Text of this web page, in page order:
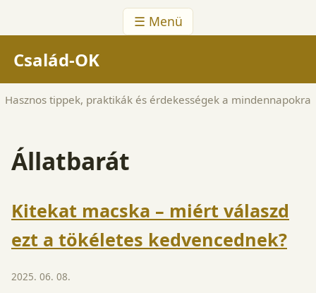
☰ Menü
Család-OK
Hasznos tippek, praktikák és érdekességek a mindennapokra
Állatbarát
Kitekat macska – miért válaszd
ezt a tökéletes kedvencednek?
2025. 06. 08.